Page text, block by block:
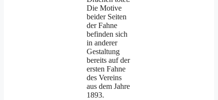
Die Motive
beider Seiten
der Fahne
befinden sich
in anderer
Gestaltung
bereits auf der
ersten Fahne
des Vereins
aus dem Jahre
1893.